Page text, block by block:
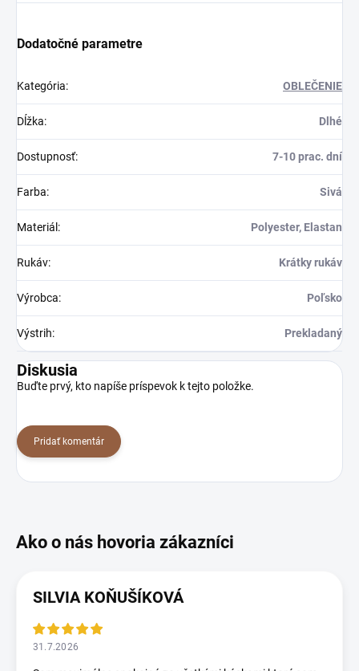
Dodatočné parametre
Kategória: OBLEČENIE
Dĺžka: Dlhé
Dostupnosť: 7-10 prac. dní
Farba: Sivá
Materiál: Polyester, Elastan
Rukáv: Krátky rukáv
Výrobca: Poľsko
Výstrih: Prekladaný
Diskusia
Buďte prvý, kto napíše príspevok k tejto položke.
Pridať komentár
SILVIA KOŇUŠÍKOVÁ
31.7.2026